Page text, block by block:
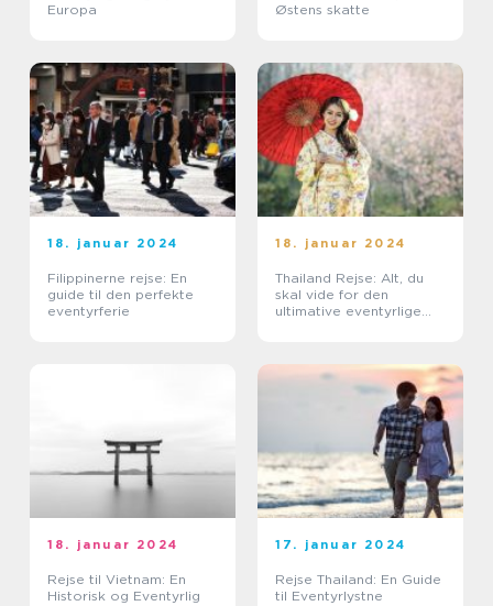
Europa
Østens skatte
18. januar 2024
Filippinerne rejse: En
guide til den perfekte
eventyrferie
18. januar 2024
Thailand Rejse: Alt, du
skal vide for den
ultimative eventyrlige
18. januar 2024
Rejse til Vietnam: En
Historisk og Eventyrlig
17. januar 2024
Rejse Thailand: En Guide
til Eventyrlystne